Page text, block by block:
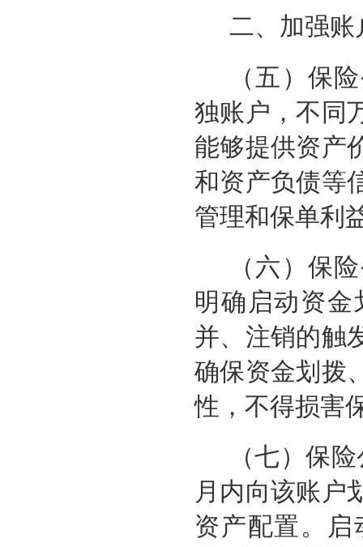
二、加强账
（五）保
独账户，不同
能够提供资产
和资产负债等
管理和保单利
（六）保
明确启动资
并、注销的触
确保资金划拨
性，不得损害
（七）保
月内向该账户
资产配置。